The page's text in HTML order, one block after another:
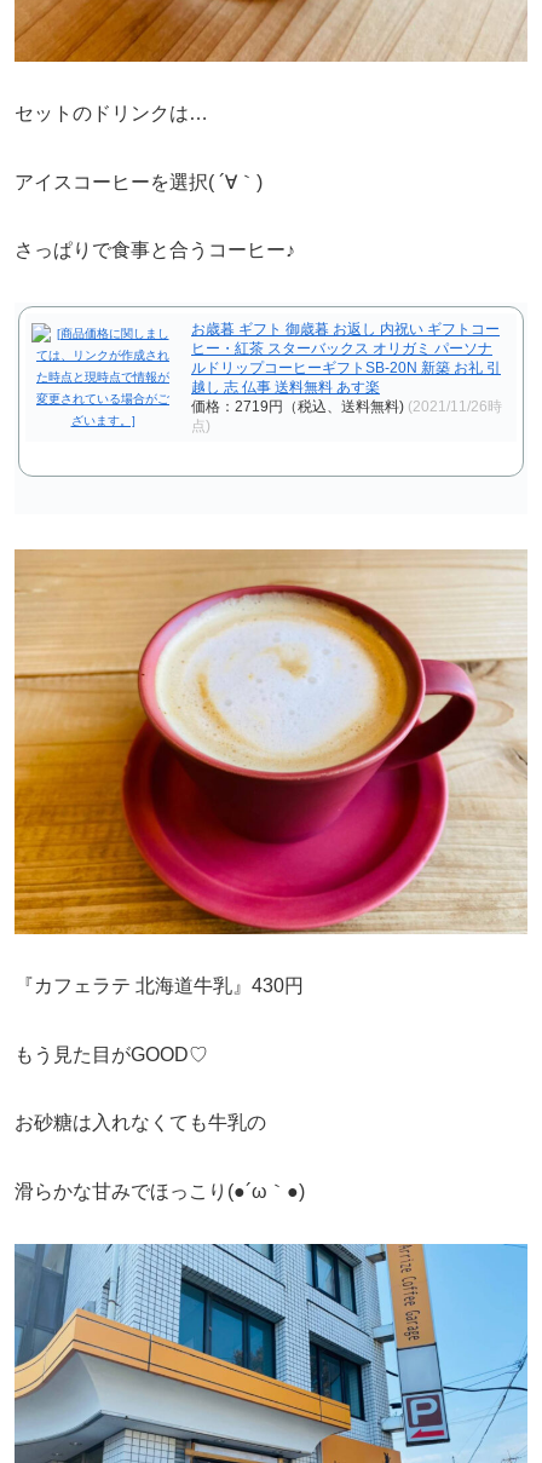
セットのドリンクは…
アイスコーヒーを選択( ´∀｀)
さっぱりで食事と合うコーヒー♪
お歳暮 ギフト 御歳暮 お返し 内祝い ギフトコー
ヒー・紅茶 スターバックス オリガミ パーソナ
ルドリップコーヒーギフトSB-20N 新築 お礼 引
越し 志 仏事 送料無料 あす楽
価格：2719円（税込、送料無料) (2021/11/26時
点)
『カフェラテ 北海道牛乳』430円
もう見た目がGOOD♡
お砂糖は入れなくても牛乳の
滑らかな甘みでほっこり(●´ω｀●)